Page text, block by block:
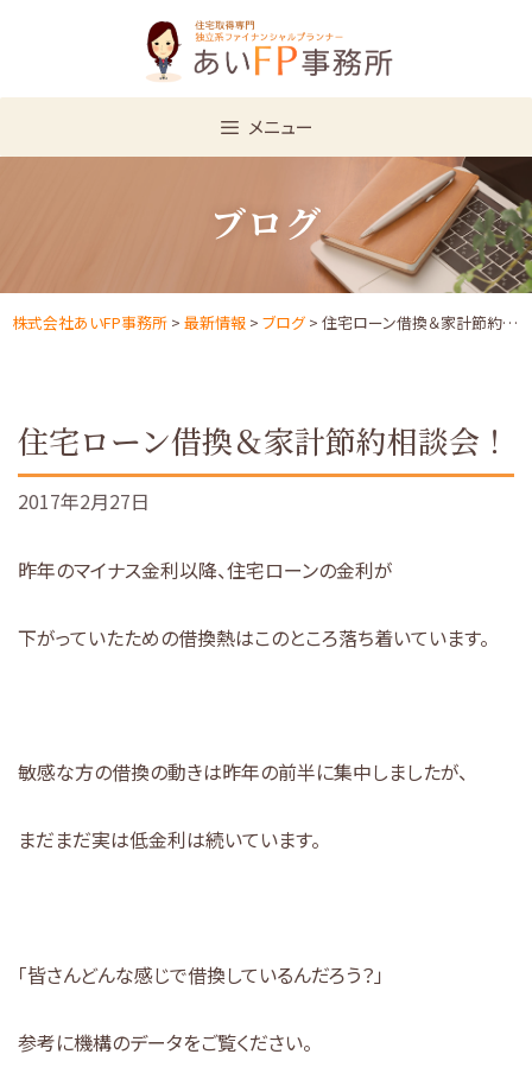
メニュー
ブログ
株式会社あいFP事務所 > 最新情報 > ブログ > 住宅ローン借換＆家計節約相談会！
住宅ローン借換＆家計節約相談会！
2017年2月27日
昨年のマイナス金利以降、住宅ローンの金利が
下がっていたための借換熱はこのところ落ち着いています。
敏感な方の借換の動きは昨年の前半に集中しましたが、
まだまだ実は低金利は続いています。
「皆さんどんな感じで借換しているんだろう？」
参考に機構のデータをご覧ください。